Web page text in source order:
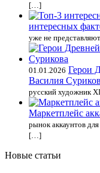
[…]
интересных
уже не
01.01.2026 Герои
Василия
русский художник
Маркетплейс
рынок аккаунтов
[…]
Новые статьи